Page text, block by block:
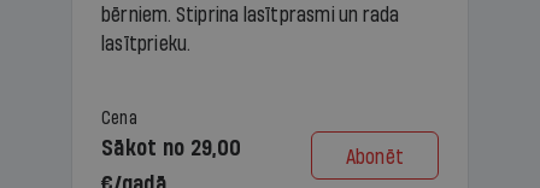
bērniem. Stiprina lasītprasmi un rada
lasītprieku.
Cena
Sākot no 29,00
Abonēt